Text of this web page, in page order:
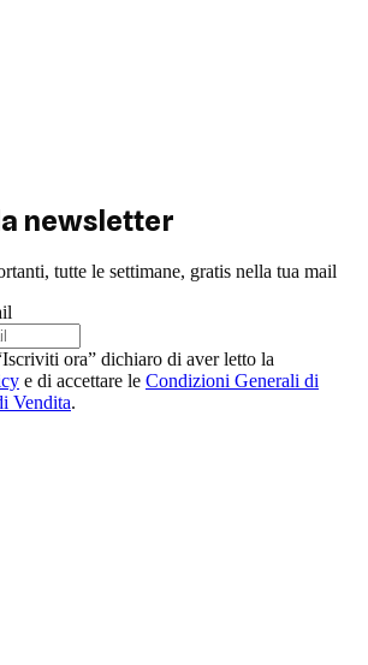
newsletter
tutte le settimane, gratis nella tua mail
ora” dichiaro di aver letto la
e di accettare le Condizioni Generali di
Vendita.